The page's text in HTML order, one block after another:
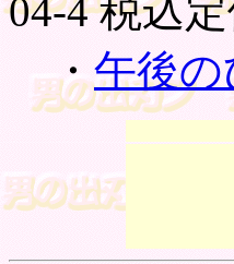
04-4 税込
・午後の